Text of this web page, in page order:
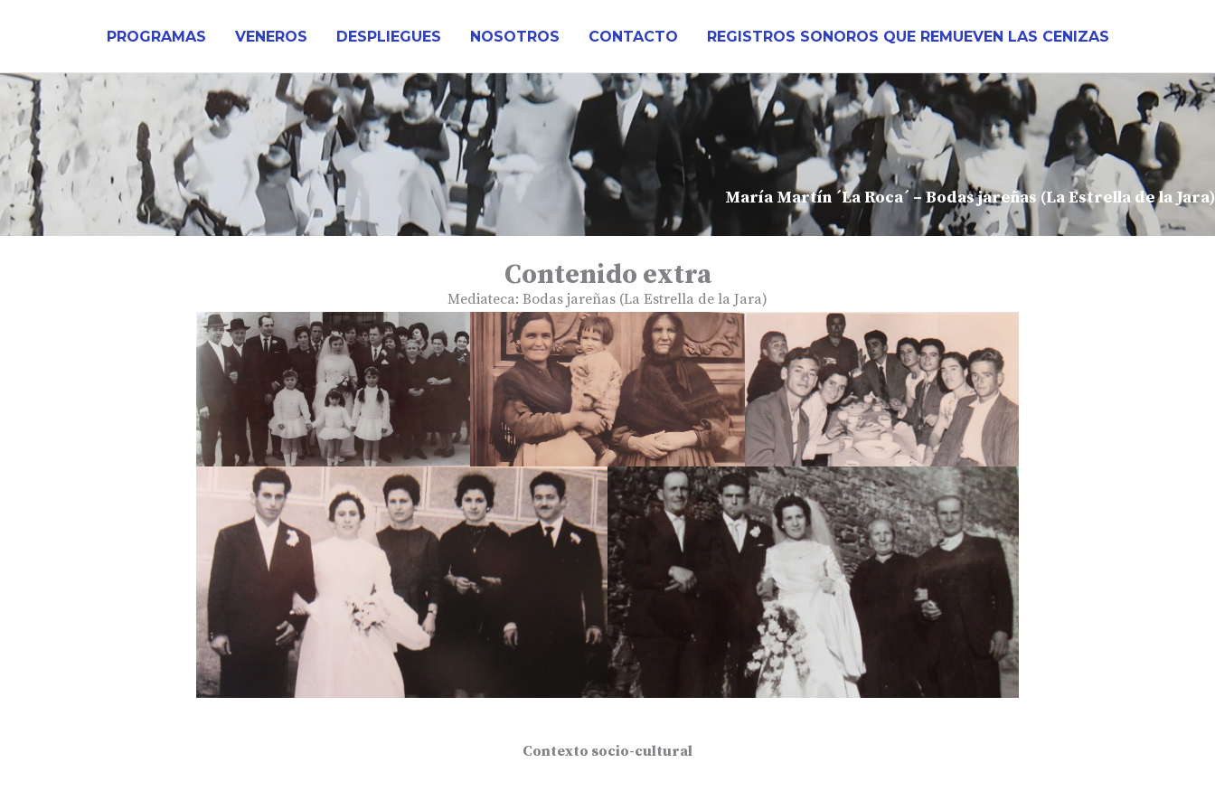
PROGRAMAS VENEROS DESPLIEGUES NOSOTROS CONTACTO REGISTROS SONOROS QUE REMUEVEN LAS CENIZAS
María Martín ´La Roca´ – Bodas jareñas (La Estrella de la Jara)
Contenido extra
Mediateca: Bodas jareñas (La Estrella de la Jara)
Contexto socio-cultural